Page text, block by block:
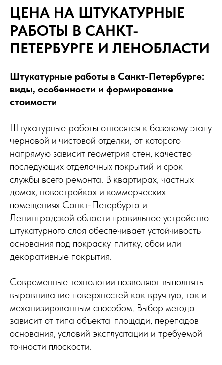
ЦЕНА НА ШТУКАТУРНЫЕ
РАБОТЫ В САНКТ-
ПЕТЕРБУРГЕ И ЛЕНОБЛАСТИ
Штукатурные работы в Санкт-Петербурге:
виды, особенности и формирование
стоимости
Штукатурные работы относятся к базовому этапу
черновой и чистовой отделки, от которого
напрямую зависит геометрия стен, качество
последующих отделочных покрытий и срок
службы всего ремонта. В квартирах, частных
домах, новостройках и коммерческих
помещениях Санкт-Петербурга и
Ленинградской области правильное устройство
штукатурного слоя обеспечивает устойчивость
основания под покраску, плитку, обои или
декоративные покрытия.
Современные технологии позволяют выполнять
выравнивание поверхностей как вручную, так и
механизированным способом. Выбор метода
зависит от типа объекта, площади, перепадов
основания, условий эксплуатации и требуемой
точности плоскости.